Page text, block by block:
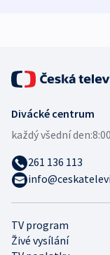
TV program
Živé vysílání
Divácké centrum
každý všední den:
261 136 113